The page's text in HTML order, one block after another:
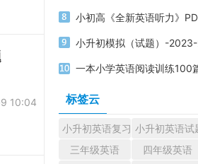
10:04
标签云
小升初英语复习 小升初英语试
三年级英语
四年级英语